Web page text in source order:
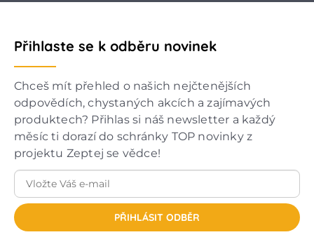
Přihlaste se k odběru novinek
Chceš mít přehled o našich nejčtenějších
odpovědích, chystaných akcích a zajímavých
produktech? Přihlas si náš newsletter a každý
měsíc ti dorazí do schránky TOP novinky z
projektu Zeptej se vědce!
PŘIHLÁSIT ODBĚR